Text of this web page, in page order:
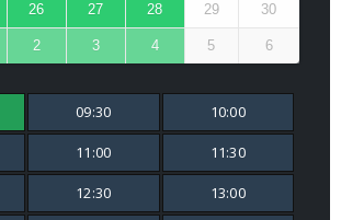
26 27 28 29 30
2 3 4 5 6
09:30 10:00
11:00 11:30
12:30 13:00